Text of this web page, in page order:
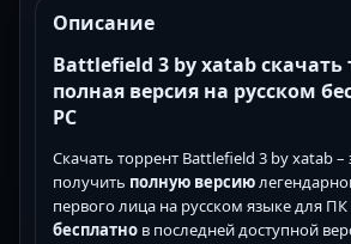
Описание
Battlefield 3 by xatab скачать
полная версия на русском
PC
Скачать торрент Battlefield 3 by xatab
получить полную версию
первого лица на русском языке для
бесплатно в последней доступной